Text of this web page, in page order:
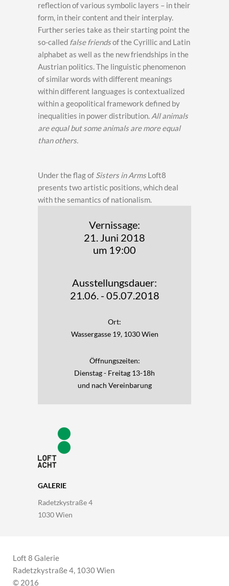
reflection of various symbolic layers – in their
form, in their content and their interplay.
Further series take as their starting point the
so-called false friendsof the Cyrillic and Latin
alphabet as well as the new friendships in the
Austrian politics. The linguistic phenomenon
of similar words with different meanings
within different languages is contextualized
within a geopolitical framework defined by
inequalities in power distribution. All animals
are equal but some animals are more equal
than others.
Under the flag of Sisters in Arms Loft8
presents two artistic positions, which deal
with the semantics of nationalism.
Vernissage:
21. Juni 2018
um 19:00
Ausstellungsdauer:
21.06. - 05.07.2018
Ort:
Wassergasse 19, 1030 Wien
Öffnungszeiten:
Dienstag - Freitag 13-18h
und nach Vereinbarung
GALERIE
Radetzkystraße 4
1030 Wien
Loft 8 Galerie
Radetzkystraße 4, 1030 Wien
© 2016